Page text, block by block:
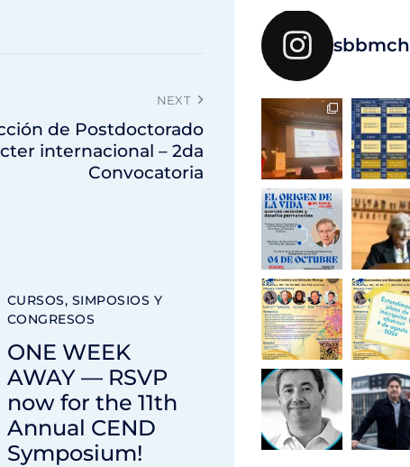
NEXT
de Postdoctorado
internacional – 2da
Convocatoria
CURSOS, SIMPOSIOS Y
CONGRESOS
ONE WEEK
AWAY — RSVP
now for the 11th
Annual CEND
Symposium!
sbbmch